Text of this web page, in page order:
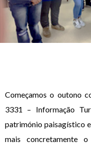
Começamos o outono
3331 – Informação
património paisagístico
mais concretamente